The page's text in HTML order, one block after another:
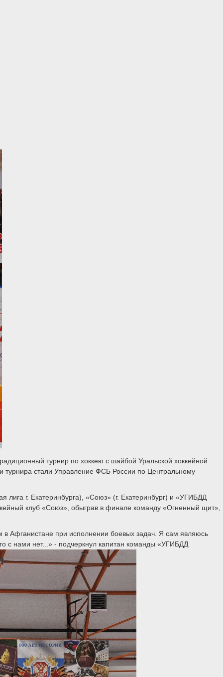
турнир по хоккею с шайбой Уральской хоккейной
турнира стали Управление ФСБ России по Центральному
г. Екатеринбурга), «Союз» (г. Екатеринбург) и «УГИБДД
клуб «Союз», обыграв в финале команду «Огненный щит»,
в Афганистане при исполнении боевых задач. Я сам являюсь
с нами нет...» - подчеркнул капитан команды «УГИБДД